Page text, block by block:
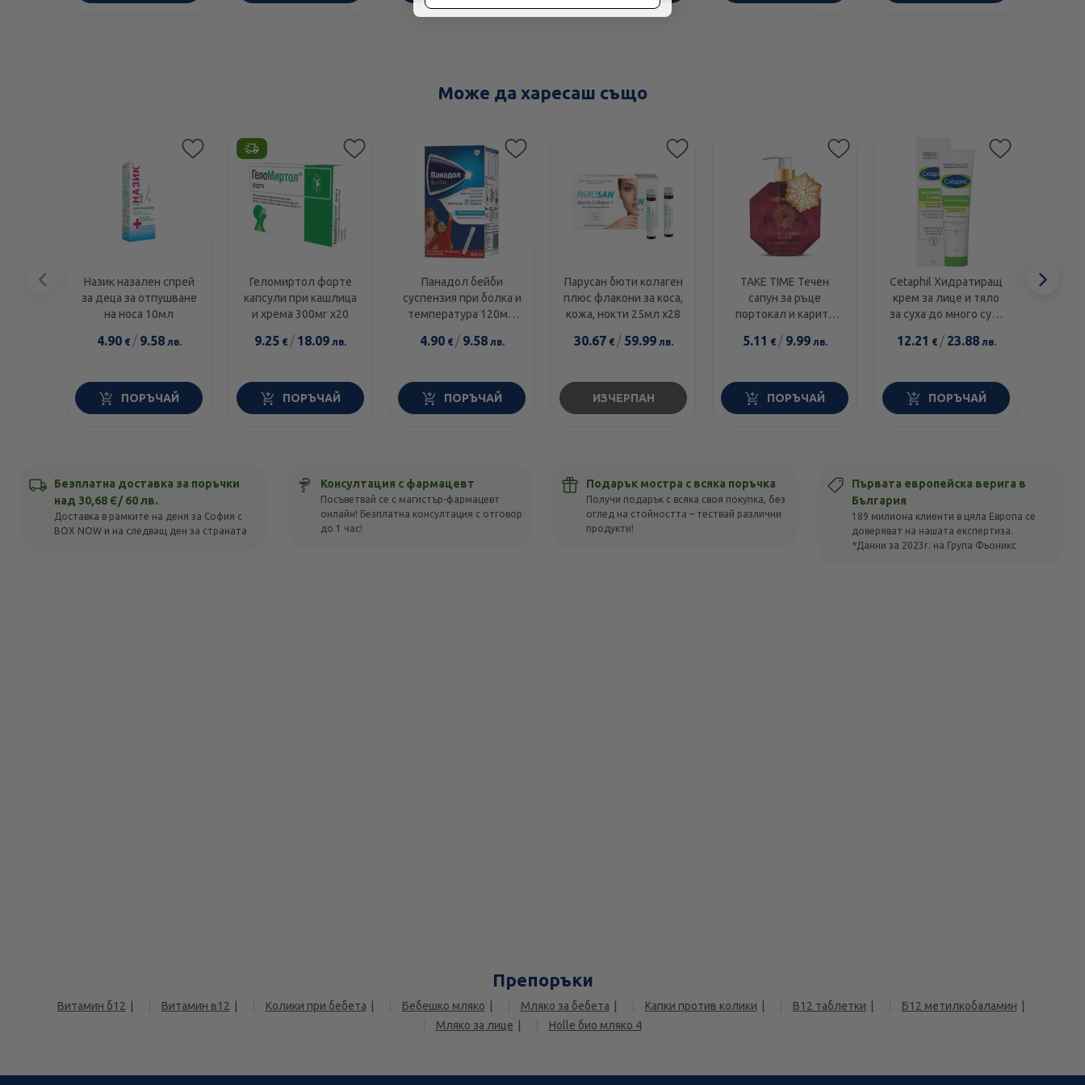
Може да харесаш също
Назик назален спрей
за деца за отпушване
на носа 10мл
4.90€ / 9.58лв.
ПОРЪЧАЙ
Геломиртол форте
капсули при кашлица
и хрема 300мг х20
9.25 € / 18.09 лв.
ПОРЪЧАЙ
Панадол бейби
суспензия при болка и
температура 120мг/
4.90€ / 9.58лв.
ПОРЪЧАЙ
Парусан бюти колаген
плюс флакони за коса,
кожа, нокти 25мл х28
30.67 € / 59.99лв.
ИЗЧЕРПАН
TAKE TIME Течен
сапун за ръце
портокал и карите
5.11 € / 9.99лв.
ПОРЪЧАЙ
Cetaphil Хидратиращ
крем за лице и тяло
за суха до много суха
100г
12.21 € / 23.88лв.
ПОРЪЧАЙ
Предишен
елемент
Безплатна доставка за поръчки
над 30,68 Є/ 60 лв.
Доставка в рамките на деня за София с
BOX NOW и на следващ ден за страната
Консултация с фармацевт
Посъветвай се с магистър-фармацевт
онлайн! Безплатна консултация с отговор
до 1 час!
Подарък мостра с всяка поръчка
Получи подарък с всяка своя покупка, без
оглед на стойността – тествай различни
продукти!
Първата европейска верига в
България
189 милиона клиенти в цяла Европа се
доверяват на нашата експертиза.
*Данни за 2023г. на Група Фьоникс
Препоръки
Витамин б12 Витамин в12 Колики при бебета Бебешко мляко Мляко за бебета Капки против колики В12 таблетки
Б12 метилкобаламин
Мляко за лице
Holle био мляко 4